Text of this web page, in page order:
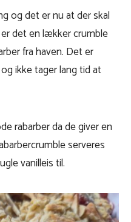
og det er nu at der skal
det en lækker crumble
fra haven. Det er
ikke tager lang tid at
rabarber da de giver en
serveres
vanilleis til.